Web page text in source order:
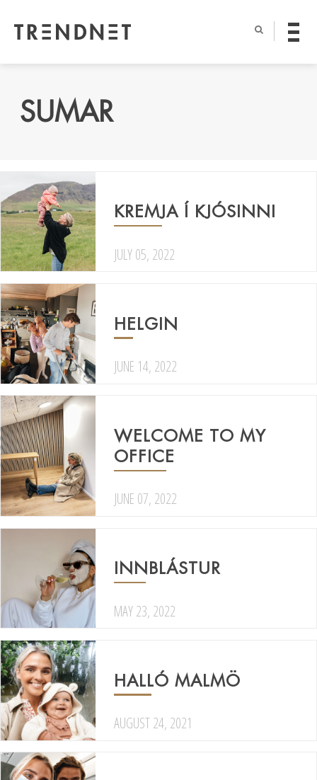
SUMAR
KREMJA Í KJÓSINNI
JULY 05, 2022
HELGIN
JUNE 14, 2022
WELCOME TO MY
OFFICE
JUNE 07, 2022
INNBLÁSTUR
MAY 23, 2022
HALLÓ MALMÖ
AUGUST 24, 2021